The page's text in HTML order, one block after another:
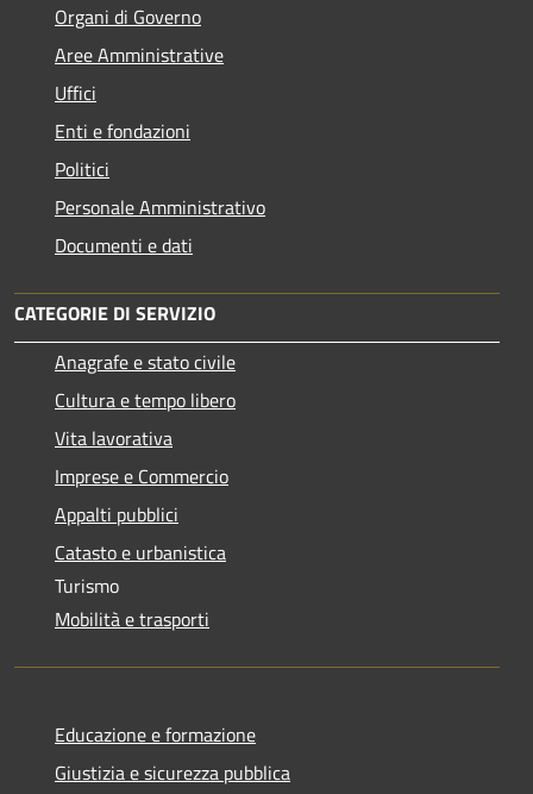
Organi di Governo
Aree Amministrative
Uffici
Enti e fondazioni
Politici
Personale Amministrativo
Documenti e dati
CATEGORIE DI SERVIZIO
Anagrafe e stato civile
Cultura e tempo libero
Vita lavorativa
Imprese e Commercio
Appalti pubblici
Catasto e urbanistica
Turismo
Mobilità e trasporti
Educazione e formazione
Giustizia e sicurezza pubblica